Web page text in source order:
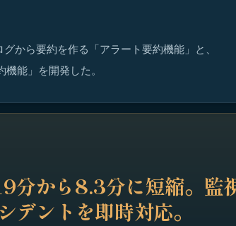
から要約を作る「アラート要約機能」と、
能」を開発した。
分から8.3分に短縮。監
ントを即時対応。